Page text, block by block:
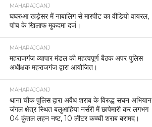
MAHARAJGANJ
घघरुआ खड़ेसर में नाबालिग से मारपीट का वीडियो वायरल,
पांच के खिलाफ मुकदमा दर्ज।
MAHARAJGANJ
महराजगंज व्यापार मंडल की महत्वपूर्ण बैठक अपर पुलिस
अधीक्षक महराजगंज द्वारा आयोजित।
MAHARAJGANJ
थाना चौक पुलिस द्वारा अवैध शराब के विरुद्ध सघन अभियान
जंगल क्षेत्र स्थित बलुआहिया नर्सरी में छापेमारी कर लगभग
04 कुंतल लहन नष्ट, 10 लीटर कच्ची शराब बरामद।